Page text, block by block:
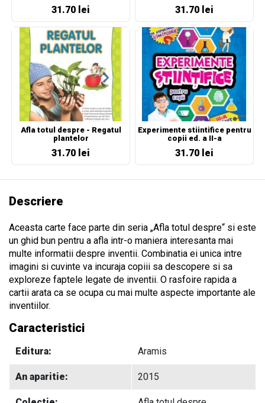
31.70 lei 31.70 lei
Afla totul despre - Regatul
plantelor
31.70 lei
Experimente stiintifice pentru
copii ed. a II-a
31.70 lei
Descriere
Aceasta carte face parte din seria „Afla totul despre“ si este
un ghid bun pentru a afla intr-o maniera interesanta mai
multe informatii despre inventii. Combinatia ei unica intre
imagini si cuvinte va incuraja copiii sa descopere si sa
exploreze faptele legate de inventii. O rasfoire rapida a
cartii arata ca se ocupa cu mai multe aspecte importante ale
inventiilor.
Caracteristici
Editura: Aramis
An aparitie: 2015